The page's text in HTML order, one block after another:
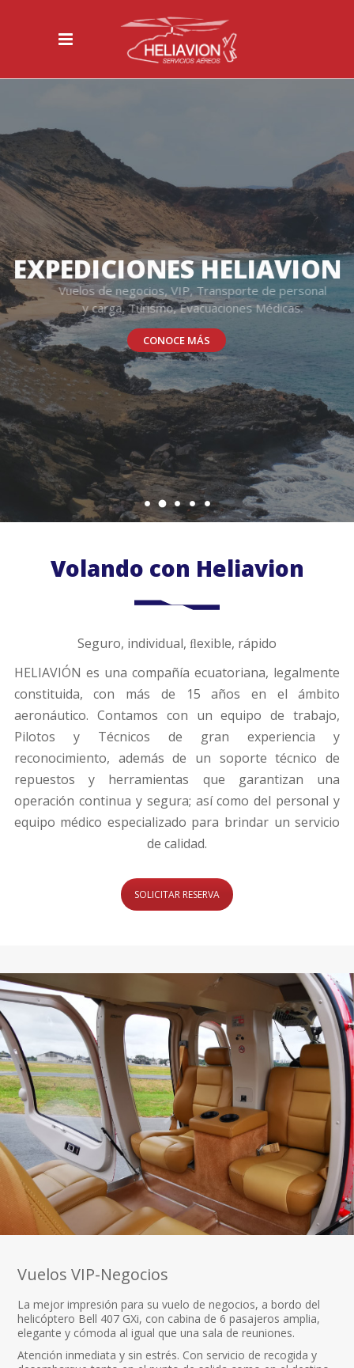
CONOCE MÁS
EXPEDICIONES HELIAVION
Vuelos de negocios, VIP, Transporte de personal
y carga, Turismo, Evacuaciones Médicas.
Volando con Heliavion
Seguro, individual, ﬂexible, rápido
HELIAVIÓN es una compañía ecuatoriana, legalmente
constituida, con más de 15 años en el ámbito
aeronáutico. Contamos con un equipo de trabajo,
Pilotos y Técnicos de gran experiencia y
reconocimiento, además de un soporte técnico de
repuestos y herramientas que garantizan una
operación continua y segura; así como del personal y
equipo médico especializado para brindar un servicio
de calidad.
SOLICITAR RESERVA
Vuelos VIP-Negocios
La mejor impresión para su vuelo de negocios, a bordo del
helicóptero Bell 407 GXi, con cabina de 6 pasajeros amplia,
elegante y cómoda al igual que una sala de reuniones.
Atención inmediata y sin estrés. Con servicio de recogida y